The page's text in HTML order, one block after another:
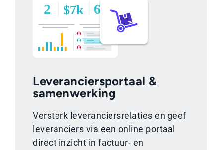
Leveranciersportaal &
samenwerking
Versterk leveranciersrelaties en geef
leveranciers via een online portaal
direct inzicht in factuur- en